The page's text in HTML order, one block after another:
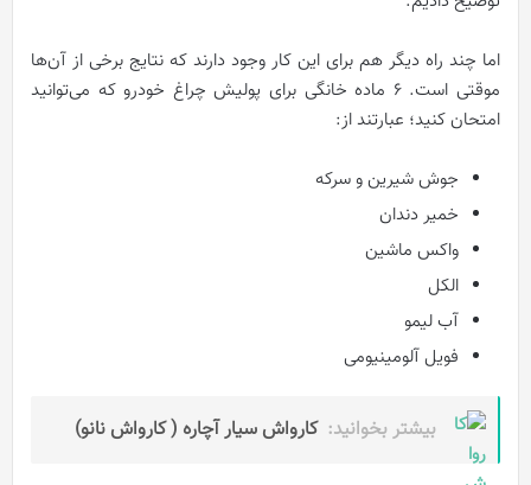
اما چند راه دیگر هم برای این کار وجود دارند که نتایج برخی از آن‌ها
موقتی است. 6 ماده خانگی برای پولیش چراغ خودرو که می‌توانید
امتحان کنید؛ عبارتند از:
جوش شیرین و سرکه
خمیر دندان
واکس ماشین
الکل
آب لیمو
فویل آلومینیومی
بیشتر بخوانید: کارواش سیار آچاره ( کارواش نانو)